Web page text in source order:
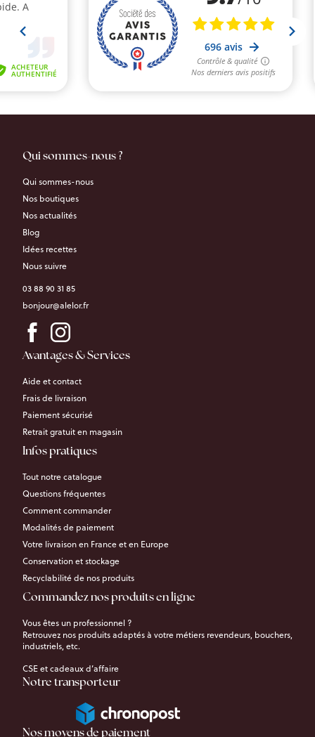
Qui sommes-nous ?
Qui sommes-nous
Nos boutiques
Nos actualités
Blog
Idées recettes
Nous suivre
03 88 90 31 85
bonjour@alelor.fr
Avantages & Services
Aide et contact
Frais de livraison
Paiement sécurisé
Retrait gratuit en magasin
Infos pratiques
Tout notre catalogue
Questions fréquentes
Comment commander
Modalités de paiement
Votre livraison en France et en Europe
Conservation et stockage
Recyclabilité de nos produits
Commandez nos produits en ligne
Vous êtes un professionnel ?
Retrouvez nos produits adaptés à votre métiers revendeurs, bouchers,
industriels, etc.
CSE et cadeaux d’affaire
Notre transporteur
Nos moyens de paiement